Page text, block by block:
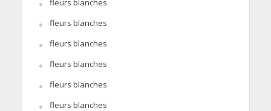
fleurs blanches
fleurs blanches
fleurs blanches
fleurs blanches
fleurs blanches
fleurs blanches